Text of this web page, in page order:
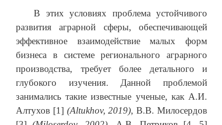
В этих условиях проблема устойчивого
развития аграрной сферы, обеспечивающей
эффективное взаимодействие малых форм
бизнеса в системе регионального аграрного
производства, требует более детального и
глубокого изучения. Данной проблемой
занимались такие известные ученые, как А.И.
Алтухов [1] (Altukhov, 2019), В.В. Милосердов